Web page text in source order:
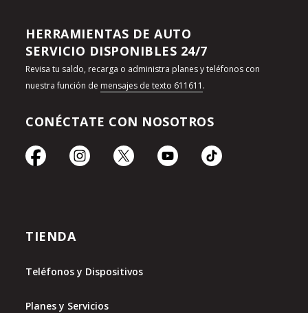
HERRAMIENTAS DE AUTO
SERVICIO DISPONIBLES 24/7
Revisa tu saldo, recarga o administra planes y teléfonos con
nuestra función de mensajes de texto 611611 .
CONÉCTATE CON NOSOTROS
TIENDA
Teléfonos y Dispositivos
Planes y Servicios